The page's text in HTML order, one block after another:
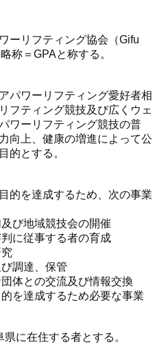
ーリフティング協会（Gifu
称＝GPAと称する。
パワーリフティング愛好者相
フティング競技及び広くウェ
ワーリフティング競技の普
向上、健康の増進によって公
的とする。
的を達成するため、次の事業
び地域競技会の開催
に従事する者の育成
調達、保管
体との交流及び情報交換
を達成するため必要な事業
に在住する者とする。